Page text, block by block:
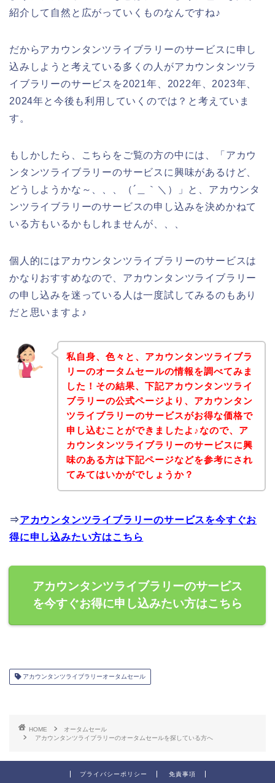
紹介して自然と広がっていくものなんですね♪
だからアカウンタンツライブラリーのサービスに申し
込みしようと考えている多くの人がアカウンタンツラ
イブラリーのサービスを2021年、2022年、2023年、
2024年と今後も利用していくのでは？と考えていま
す。
もしかしたら、こちらをご覧の方の中には、「アカウ
ンタンツライブラリーのサービスに興味があるけど、
どうしようかな～、、、（´＿｀＼）」と、アカウンタ
ンツライブラリーのサービスの申し込みを決めかねて
いる方もいるかもしれませんが、、、
個人的にはアカウンタンツライブラリーのサービスは
かなりおすすめなので、アカウンタンツライブラリー
の申し込みを迷っている人は一度試してみるのもあり
だと思いますよ♪
私自身、色々と、アカウンタンツライブラ
リーのオータムセールの情報を調べてみま
した！その結果、下記アカウンタンツライ
ブラリーの公式ページより、アカウンタン
ツライブラリーのサービスがお得な価格で
申し込むことができましたよ♪なので、ア
カウンタンツライブラリーのサービスに興
味のある方は下記ページなどを参考にされ
てみてはいかがでしょうか？
⇒アカウンタンツライブラリーのサービスを今すぐお
得に申し込みたい方はこちら
アカウンタンツライブラリーのサービス
を今すぐお得に申し込みたい方はこちら
アカウンタンツライブラリーオータムセール
HOME
オータムセール
アカウンタンツライブラリーのオータムセールを探している方へ
プライバシーポリシー 免責事項